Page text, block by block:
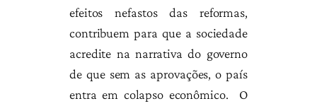
efeitos nefastos das reformas,
contribuem para que a sociedade
acredite na narrativa do governo
de que sem as aprovações, o país
entra em colapso econômico. O